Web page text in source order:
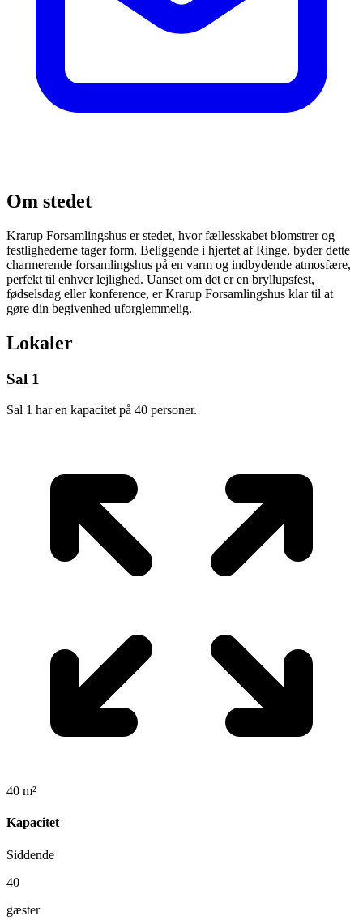
Om stedet
Krarup Forsamlingshus er stedet, hvor fællesskabet blomstrer og
festlighederne tager form. Beliggende i hjertet af Ringe, byder dette
charmerende forsamlingshus på en varm og indbydende atmosfære,
perfekt til enhver lejlighed. Uanset om det er en bryllupsfest,
fødselsdag eller konference, er Krarup Forsamlingshus klar til at
gøre din begivenhed uforglemmelig.
Lokaler
Sal 1
Sal 1 har en kapacitet på 40 personer.
40 m²
Kapacitet
Siddende
40
gæster